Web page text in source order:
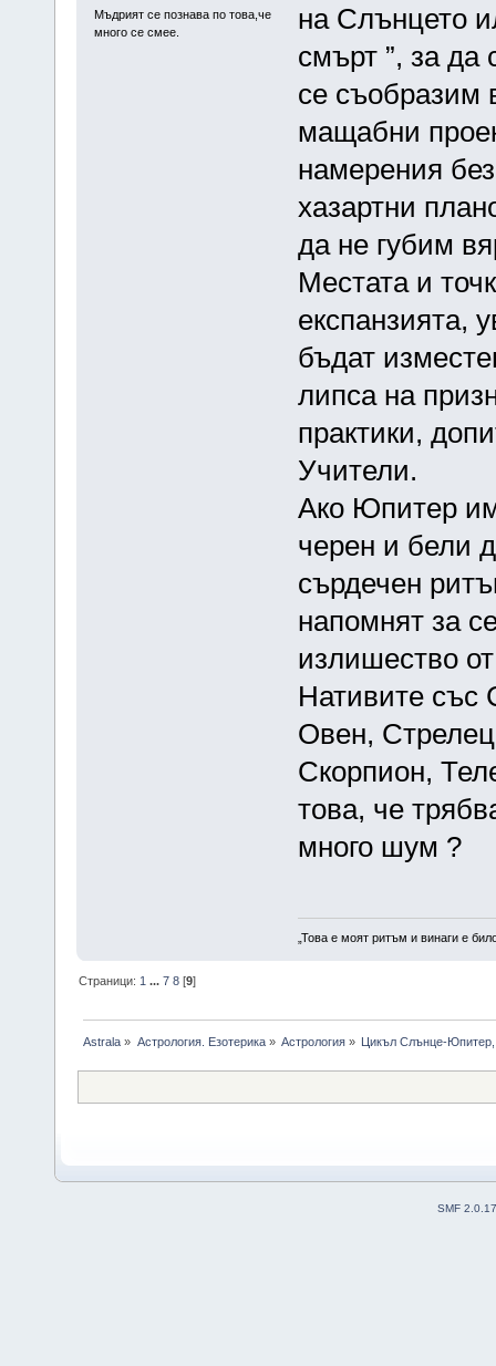
Мъдрият се познава по това,че
много се смее.
на Слънцето
смърт ”, за
се съобразим
мащабни
намерения
хазартни
да не губим
Местата и
експанзията,
бъдат
липса на
практики,
Учители.
Ако Юпитер
черен и бели
сърдечен
напомнят за
излишество
Нативите със
Овен,
Скорпион,
това, че
много шум ?
„Това е моят ритъм и винаги е
Страници: 1 ...7 8 [9]
Astrala » Астрология. Езотерика» Астрология» Цикъл Слънце-
SMF 2.0.17